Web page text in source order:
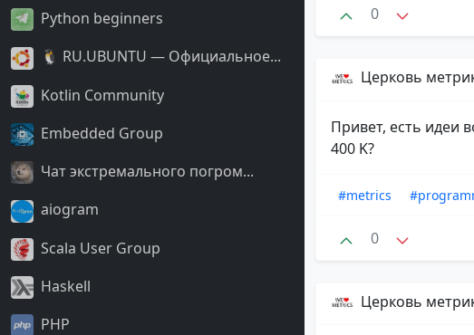
Python beginners
🐧 RU.UBUNTU — Официальное...
Kotlin Community
Embedded Group
Чат экстремального погром...
aiogram
Scala User Group
Haskell
PHP
0
Церковь
Привет, есть идеи
400 K?
#metrics
0
Церковь